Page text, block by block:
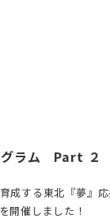
グラム Part ２
成する東北『夢』
開催しました！